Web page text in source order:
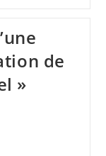
de
»